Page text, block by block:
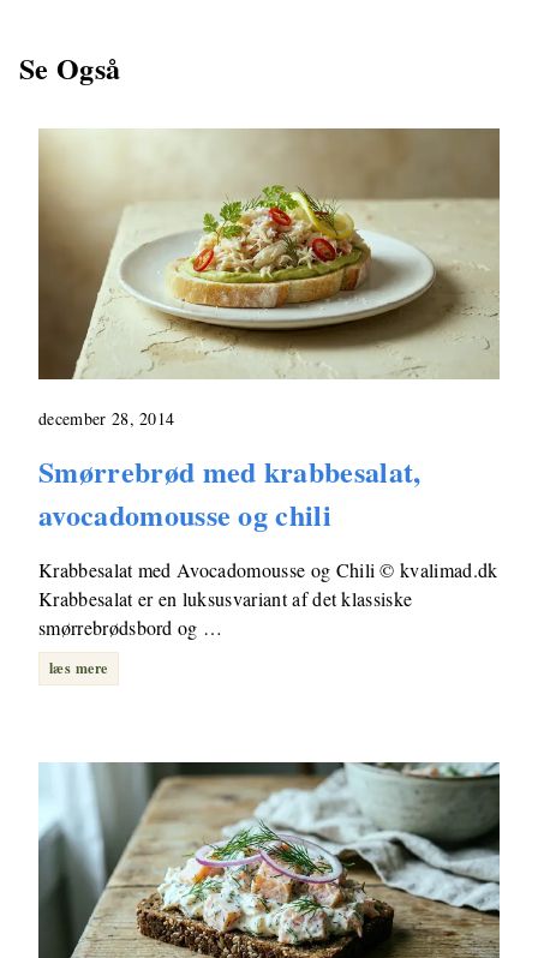
Se Også
december 28, 2014
Smørrebrød med krabbesalat,
avocadomousse og chili
Krabbesalat med Avocadomousse og Chili © kvalimad.dk
Krabbesalat er en luksusvariant af det klassiske
smørrebrødsbord og …
læs mere